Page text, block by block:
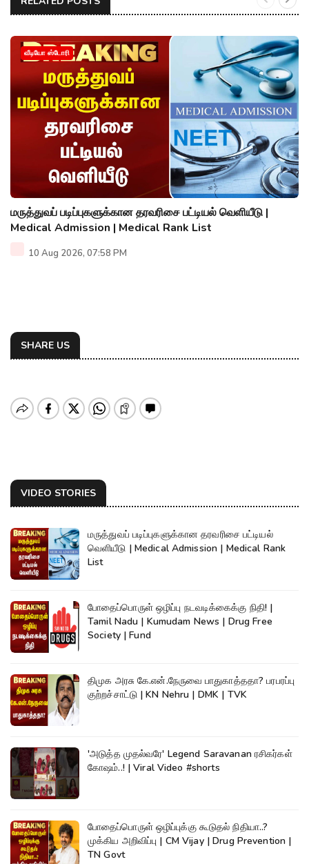
வீடியோ ஸ்டோரி
மருத்துவப் படிப்புகளுக்கான தரவரிசை பட்டியல் வெளியீடு |
Medical Admission | Medical Rank List
10 Aug 2026, 07:58 PM
SHARE US
VIDEO STORIES
மருத்துவப் படிப்புகளுக்கான தரவரிசை பட்டியல்
வெளியீடு | Medical Admission | Medical Rank
List
போதைப்பொருள் ஒழிப்பு நடவடிக்கைக்கு நிதி! |
Tamil Nadu | Kumudam News | Drug Free
Society | Fund
திமுக அரசு கே.என்.நேருவை பாதுகாத்ததா? பரபரப்பு
குற்றச்சாட்டு | KN Nehru | DMK | TVK
'அடுத்த முதல்வரே' Legend Saravanan ரசிகர்கள்
கோஷம்..! | Viral Video #shorts
போதைப்பொருள் ஒழிப்புக்கு கூடுதல் நிதியா..?
முக்கிய அறிவிப்பு | CM Vijay | Drug Prevention |
TN Govt